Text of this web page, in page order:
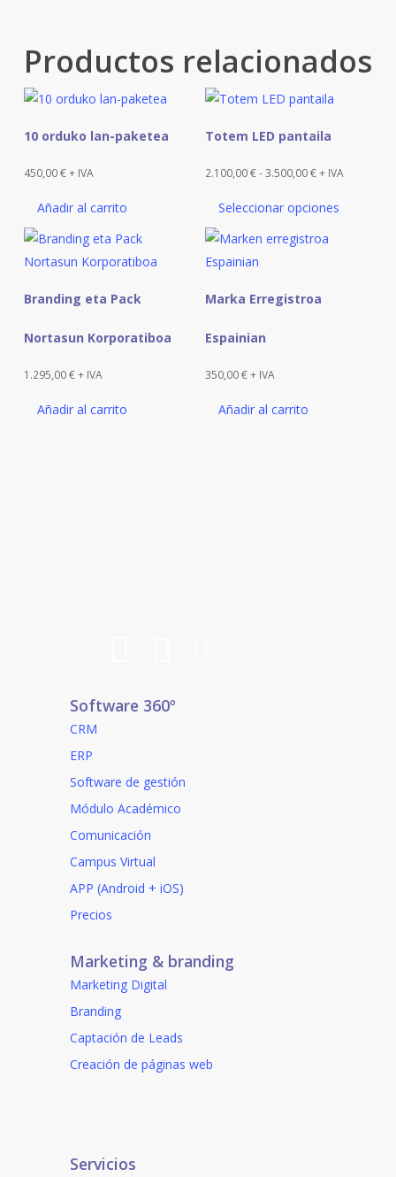
Productos relacionados
Añadir al carrito
10 orduko lan-paketea
450,00€+ IVA
Seleccionar opciones
producto
tiene
variantes.
Las
opciones
pueden
la
Totem LED pantaila
2.100,00€-3.500,00€Rango
desde
+ IVA
Añadir al carrito
Branding eta Pack
Nortasun Korporatiboa
1.295,00€+ IVA
Añadir al carrito
Marka Erregistroa
Espainian
350,00€+ IVA
Software 360º
CRM
ERP
Software de gestión
Módulo Académico
Comunicación
Campus Virtual
APP (Android + iOS)
Precios
Marketing & branding
Marketing Digital
Branding
Captación de Leads
Creación de páginas web
Servicios